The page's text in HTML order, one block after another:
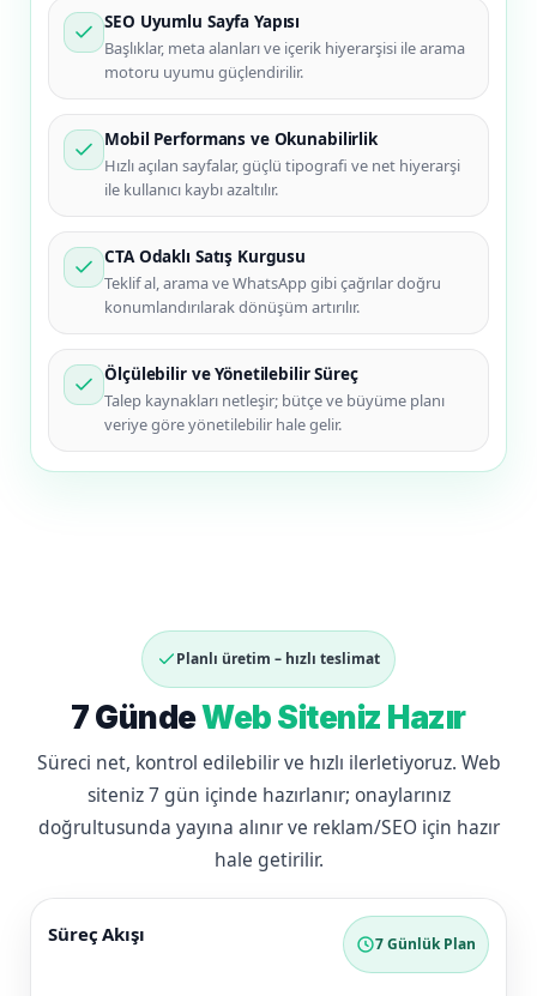
SEO Uyumlu Sayfa Yapısı
Başlıklar, meta alanları ve içerik hiyerarşisi ile arama
motoru uyumu güçlendirilir.
Mobil Performans ve Okunabilirlik
Hızlı açılan sayfalar, güçlü tipografi ve net hiyerarşi
ile kullanıcı kaybı azaltılır.
CTA Odaklı Satış Kurgusu
Teklif al, arama ve WhatsApp gibi çağrılar doğru
konumlandırılarak dönüşüm artırılır.
Ölçülebilir ve Yönetilebilir Süreç
Talep kaynakları netleşir; bütçe ve büyüme planı
veriye göre yönetilebilir hale gelir.
Planlı üretim – hızlı teslimat
7 GündeWeb Siteniz Hazır
Süreci net, kontrol edilebilir ve hızlı ilerletiyoruz. Web
siteniz 7 gün içinde hazırlanır; onaylarınız
doğrultusunda yayına alınır ve reklam/SEO için hazır
hale getirilir.
Süreç Akışı 7 Günlük Plan